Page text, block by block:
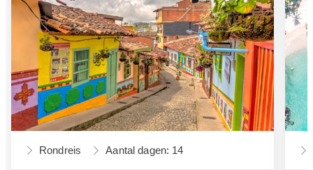
Rondreis Aantal dagen: 14